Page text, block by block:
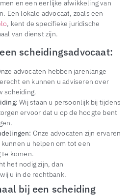
en een eerlijke afwikkeling van
Een lokale advocaat, zoals een
, kent de specifieke juridische
van dienst zijn.
scheidingsadvocaat:
advocaten hebben jarenlange
en kunnen u adviseren over
scheiding.
Wij staan u persoonlijk bij tijdens
ervoor dat u op de hoogte bent
Onze advocaten zijn ervaren
u helpen om tot een
komen.
het nodig zijn, dan
u in de rechtbank.
bij een scheiding